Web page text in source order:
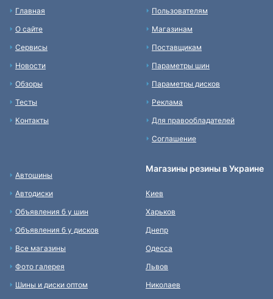
Главная
О сайте
Сервисы
Новости
Обзоры
Тесты
Контакты
Пользователям
Магазинам
Поставщикам
Параметры шин
Параметры дисков
Реклама
Для правообладателей
Соглашение
Автошины
Автодиски
Объявления б у шин
Объявления б у дисков
Все магазины
Фото галерея
Шины и диски оптом
Магазины резины в Украине
Киев
Харьков
Днепр
Одесса
Львов
Николаев